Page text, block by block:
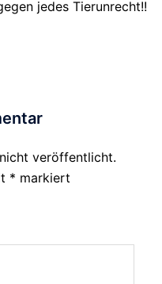
jedes Tierunrecht!!
veröffentlicht.
* markiert